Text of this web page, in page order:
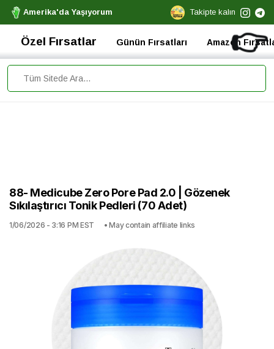
Amerika'da Yaşıyorum Takipte kalın
👉
Özel Fırsatlar Günün Fırsatları Amazon
88- Medicube Zero Pore Pad 2.0 | Gözenek
Sıkılaştırıcı Tonik Pedleri (70 Adet)
1/06/2026 - 3:16 PM EST • May contain affiliate links